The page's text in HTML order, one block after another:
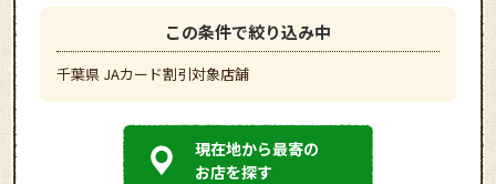
この条件で絞り込み中
千葉県 JAカード割引対象店舗
現在地から最寄の
お店を探す